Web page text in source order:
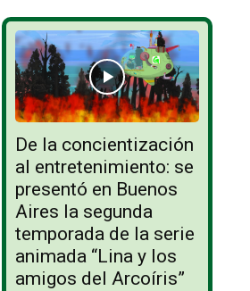
De la concientización
al entretenimiento: se
presentó en Buenos
Aires la segunda
temporada de la serie
animada “Lina y los
amigos del Arcoíris”